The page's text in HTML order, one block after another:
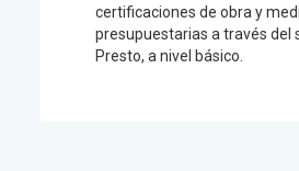
certificaciones de obra y
presupuestarias a través del
Presto, a nivel básico.